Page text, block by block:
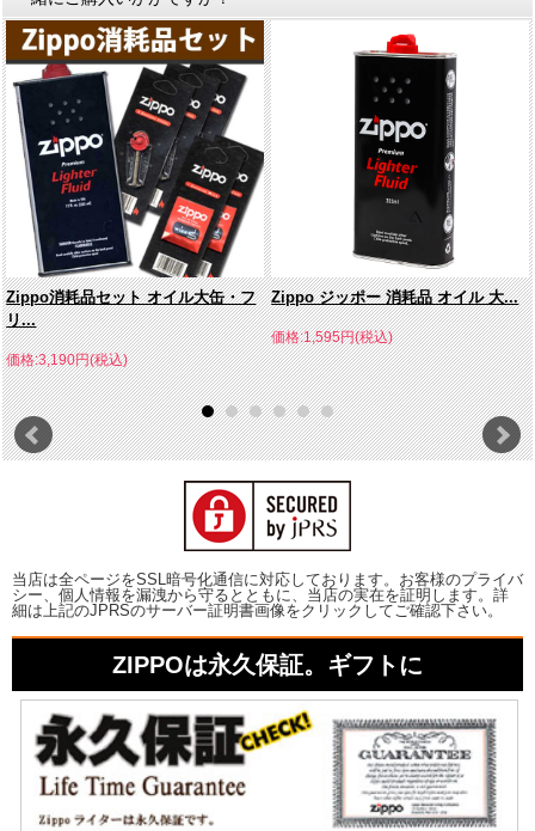
Zippo消耗品セット オイル大缶・フ
リ...
価格:3,190円(税込)
Zippo ジッポー 消耗品 オイル 大...
価格:1,595円(税込)
当店は全ページをSSL暗号化通信に対応しております。お客様のプライバ
シー、個人情報を漏洩から守るとともに、当店の実在を証明します。詳
細は上記のJPRSのサーバー証明書画像をクリックしてご確認下さい。
ZIPPOは永久保証。ギフトに